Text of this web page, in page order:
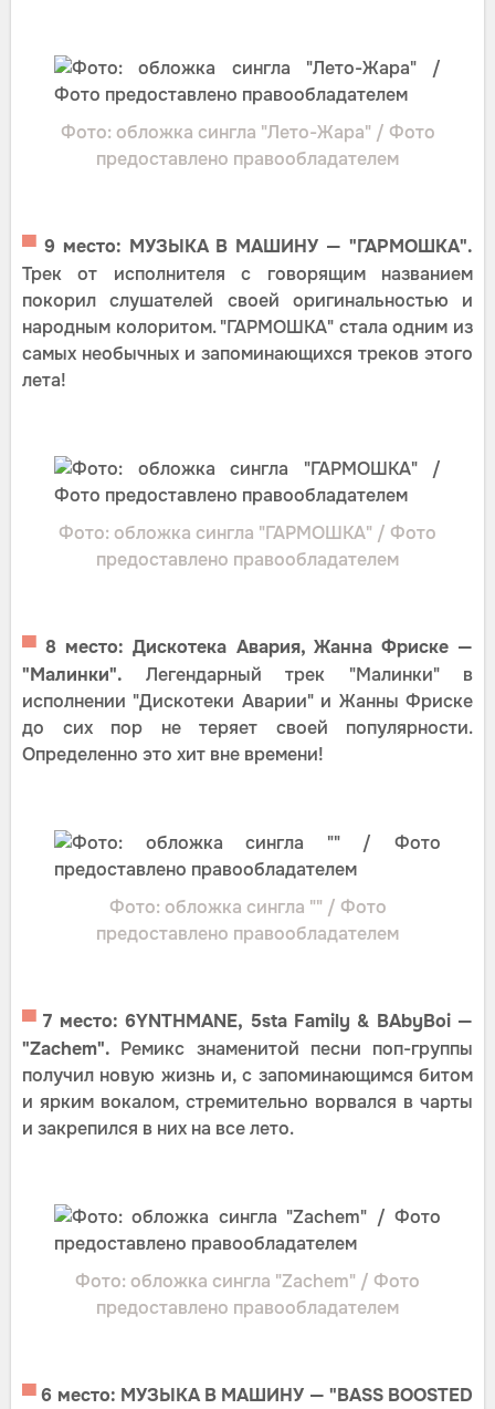
Фото: обложка сингла "Лето-Жара" / Фото
предоставлено правообладателем
▀ 9 место: МУЗЫКА В МАШИНУ — "ГАРМОШКА".
Трек от исполнителя с говорящим названием
покорил слушателей своей оригинальностью и
народным колоритом. "ГАРМОШКА" стала одним из
самых необычных и запоминающихся треков этого
лета!
Фото: обложка сингла "ГАРМОШКА" / Фото
предоставлено правообладателем
▀ 8 место: Дискотека Авария, Жанна Фриске —
"Малинки". Легендарный трек "Малинки" в
исполнении "Дискотеки Аварии" и Жанны Фриске
до сих пор не теряет своей популярности.
Определенно это хит вне времени!
Фото: обложка сингла "" / Фото
предоставлено правообладателем
▀ 7 место: 6YNTHMANE, 5sta Family & BAbyBoi —
"Zachem". Ремикс знаменитой песни поп-группы
получил новую жизнь и, с запоминающимся битом
и ярким вокалом, стремительно ворвался в чарты
и закрепился в них на все лето.
Фото: обложка сингла "Zachem" / Фото
предоставлено правообладателем
▀6 место: МУЗЫКА В МАШИНУ — "BASS BOOSTED